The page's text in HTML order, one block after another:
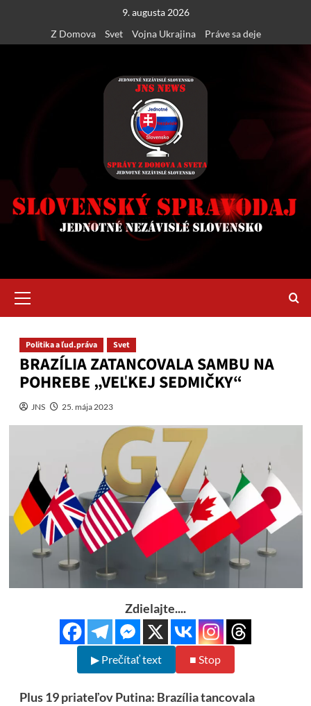
content
9. augusta 2026
Z Domova
Svet Vojna Ukrajina Práve sa deje
Menu
Politika a ľud.práva Svet
BRAZÍLIA ZATANCOVALA SAMBU NA
POHREBE „VEĽKEJ SEDMIČKY“
JNS 25. mája 2023
Zdielajte....
▶ Prečítať text ■ Stop
Plus 19 priateľov Putina: Brazília tancovala